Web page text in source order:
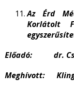
Az Érd
Korlátolt
Előadó: dr.
Meghívott: Kling